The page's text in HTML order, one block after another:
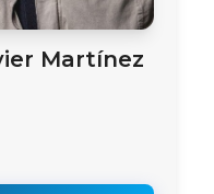
Martínez